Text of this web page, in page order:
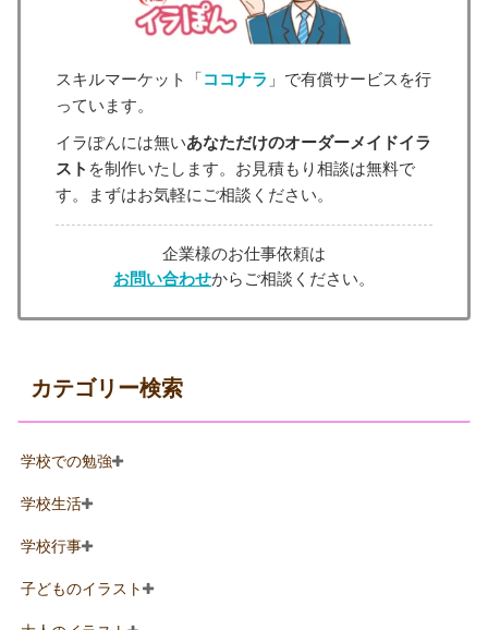
スキルマーケット「ココナラ 」で有償サービスを行
っています。
イラぽんには無いあなただけのオーダーメイドイラ
スト を制作いたします。お見積もり相談は無料で
す。まずはお気軽にご相談ください。
企業様のお仕事依頼は
お問い合わせからご相談ください。
カテゴリー検索
学校での勉強
学校生活
学校行事
子どものイラスト